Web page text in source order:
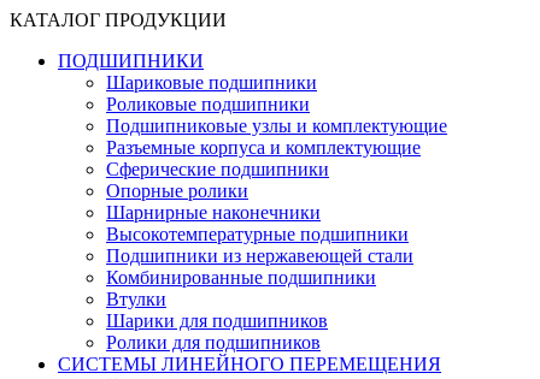
КАТАЛОГ ПРОДУКЦИИ
ПОДШИПНИКИ
Шариковые подшипники
Роликовые подшипники
Подшипниковые узлы и комплектующие
Разъемные корпуса и комплектующие
Сферические подшипники
Опорные ролики
Шарнирные наконечники
Высокотемпературные подшипники
Подшипники из нержавеющей стали
Комбинированные подшипники
Втулки
Шарики для подшипников
Ролики для подшипников
СИСТЕМЫ ЛИНЕЙНОГО ПЕРЕМЕЩЕНИЯ